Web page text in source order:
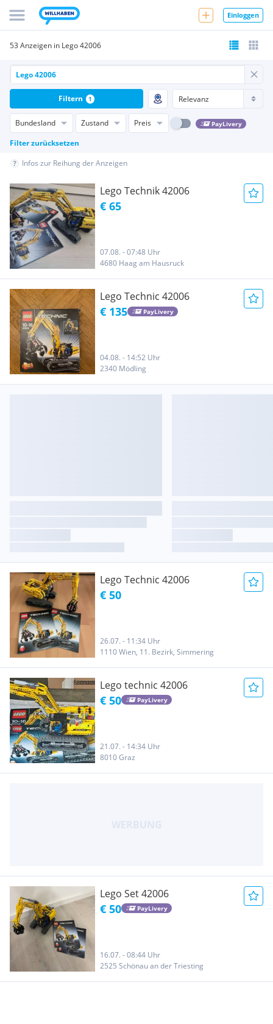
Einloggen
53 Anzeigen in Lego 42006
Bundesland Zustand Preis PayLivery
Filter zurücksetzen
Filtern 1
Infos zur Reihung der Anzeigen
Lego Technik 42006
€ 65
07.08. - 07:48 Uhr
4680 Haag am Hausruck
Lego Technic 42006
€ 135 PayLivery
04.08. - 14:52 Uhr
2340 Mödling
Lego Technic 42006
€ 50
26.07. - 11:34 Uhr
1110 Wien, 11. Bezirk, Simmering
Lego technic 42006
€ 50 PayLivery
21.07. - 14:34 Uhr
8010 Graz
Lego Set 42006
€ 50 PayLivery
16.07. - 08:44 Uhr
2525 Schönau an der Triesting